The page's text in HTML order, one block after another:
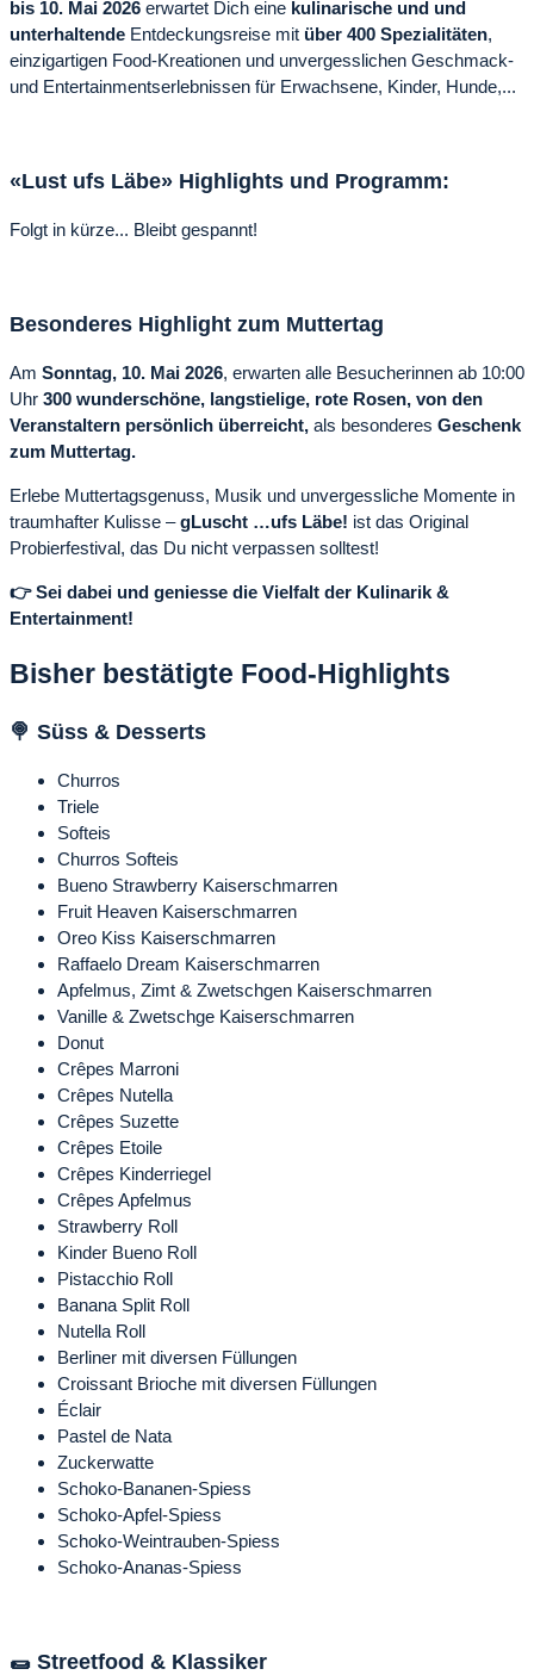
bis 10. Mai 2026 erwartet Dich eine kulinarische und und
unterhaltende Entdeckungsreise mit über 400 Spezialitäten,
einzigartigen Food-Kreationen und unvergesslichen Geschmack-
und Entertainmentserlebnissen für Erwachsene, Kinder, Hunde,...
«Lust ufs Läbe» Highlights und Programm:
Folgt in kürze... Bleibt gespannt!
Besonderes Highlight zum Muttertag
Am Sonntag, 10. Mai 2026, erwarten alle Besucherinnen ab 10:00
Uhr 300 wunderschöne, langstielige, rote Rosen, von den
Veranstaltern persönlich überreicht, als besonderes Geschenk
zum Muttertag.
Erlebe Muttertagsgenuss, Musik und unvergessliche Momente in
traumhafter Kulisse –gLuscht …ufs Läbe! ist das Original
Probierfestival, das Du nicht verpassen solltest!
👉Sei dabei und geniesse die Vielfalt der Kulinarik &
Entertainment!
Bisher bestätigte Food-Highlights
🍭 Süss & Desserts
Churros
Triele
Softeis
Churros Softeis
Bueno Strawberry Kaiserschmarren
Fruit Heaven Kaiserschmarren
Oreo Kiss Kaiserschmarren
Raffaelo Dream Kaiserschmarren
Apfelmus, Zimt & Zwetschgen Kaiserschmarren
Vanille & Zwetschge Kaiserschmarren
Donut
Crêpes Marroni
Crêpes Nutella
Crêpes Suzette
Crêpes Etoile
Crêpes Kinderriegel
Crêpes Apfelmus
Strawberry Roll
Kinder Bueno Roll
Pistacchio Roll
Banana Split Roll
Nutella Roll
Berliner mit diversen Füllungen
Croissant Brioche mit diversen Füllungen
Éclair
Pastel de Nata
Zuckerwatte
Schoko-Bananen-Spiess
Schoko-Apfel-Spiess
Schoko-Weintrauben-Spiess
Schoko-Ananas-Spiess
🌯 Streetfood & Klassiker